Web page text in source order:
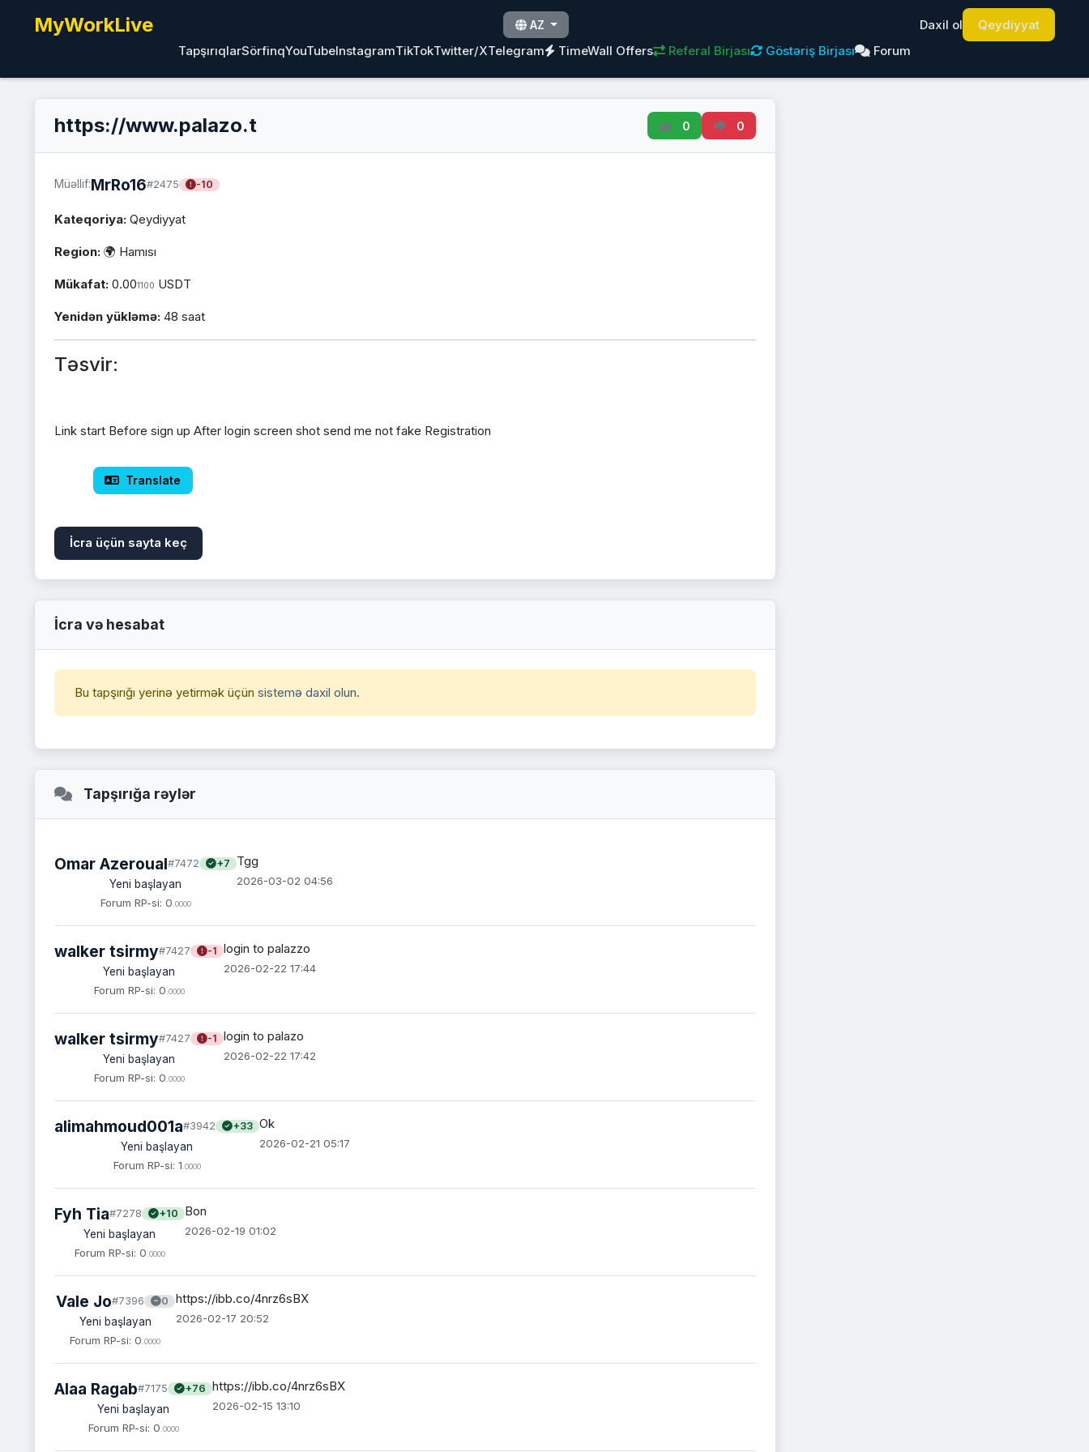
MyWorkLive AZ Daxil ol
Qeydiyyat
TapşırıqlarSörfinqYouTubeInstagramTikTokTwitter/XTelegram TimeWall Offers Referal Birjası Göstəriş Birjası Forum
https://www.palazo.t 0 0
Müəllif:MrRo16#2475 -10
Kateqoriya: Qeydiyyat
Region: 🌍 Hamısı
Mükafat: 0.001100 USDT
Yenidən yükləmə: 48 saat
Təsvir:
Link start Before sign up After login screen shot send me not fake Registration
Translate
İcra üçün sayta keç
İcra və hesabat
Bu tapşırığı yerinə yetirmək üçün sistemə daxil olun.
Tapşırığa rəylər
Omar Azeroual#7472 +7
Yeni başlayan
Forum RP-si: 0 .0000
Tgg
2026-03-02 04:56
walker tsirmy#7427 -1
Yeni başlayan
Forum RP-si: 0 .0000
login to palazzo
2026-02-22 17:44
walker tsirmy#7427 -1
Yeni başlayan
Forum RP-si: 0 .0000
login to palazo
2026-02-22 17:42
alimahmoud001a#3942 +33
Yeni başlayan
Forum RP-si: 1 .0000
Ok
2026-02-21 05:17
Fyh Tia#7278 +10
Yeni başlayan
Forum RP-si: 0 .0000
Bon
2026-02-19 01:02
Vale Jo#7396 0
Yeni başlayan
Forum RP-si: 0 .0000
https://ibb.co/4nrz6sBX
2026-02-17 20:52
Alaa Ragab#7175 +76
Yeni başlayan
Forum RP-si: 0 .0000
https://ibb.co/4nrz6sBX
2026-02-15 13:10